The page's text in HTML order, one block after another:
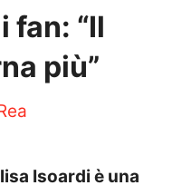
fan: “Il
più”
Isoardi è una